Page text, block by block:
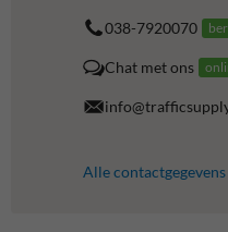
038-7920070
Chat met ons
Alle contactgegevens